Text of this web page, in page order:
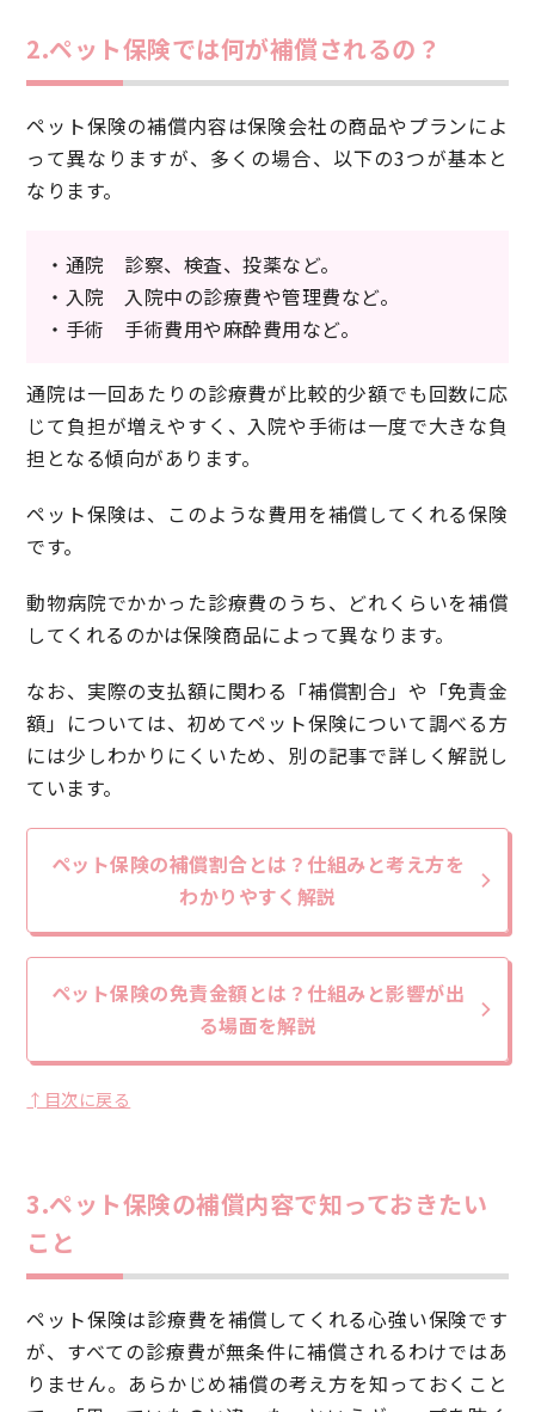
2.ペット保険では何が補償されるの？
ペット保険の補償内容は保険会社の商品やプランによ
って異なりますが、多くの場合、以下の3つが基本と
なります。
・通院 診察、検査、投薬など。
・入院 入院中の診療費や管理費など。
・手術 手術費用や麻酔費用など。
通院は一回あたりの診療費が比較的少額でも回数に応
じて負担が増えやすく、入院や手術は一度で大きな負
担となる傾向があります。
ペット保険は、このような費用を補償してくれる保険
です。
動物病院でかかった診療費のうち、どれくらいを補償
してくれるのかは保険商品によって異なります。
なお、実際の支払額に関わる「補償割合」や「免責金
額」については、初めてペット保険について調べる方
には少しわかりにくいため、別の記事で詳しく解説し
ています。
ペット保険の補償割合とは？仕組みと考え方を
わかりやすく解説
ペット保険の免責金額とは？仕組みと影響が出
る場面を解説
↑目次に戻る
3.ペット保険の補償内容で知っておきたい
こと
ペット保険は診療費を補償してくれる心強い保険です
が、すべての診療費が無条件に補償されるわけではあ
りません。あらかじめ補償の考え方を知っておくこと